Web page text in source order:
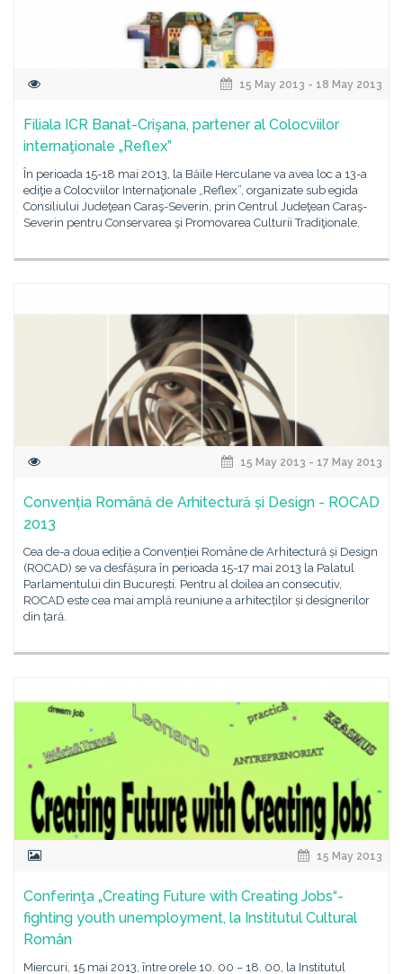
15 May 2013 - 18 May 2013
Filiala ICR Banat-Crişana, partener al Colocviilor
internaţionale „Reflex”
În perioada 15-18 mai 2013, la Băile Herculane va avea loc a 13-a
ediţie a Colocviilor Internaţionale „Reflex”, organizate sub egida
Consiliului Judeţean Caraş-Severin, prin Centrul Judeţean Caraş-
Severin pentru Conservarea şi Promovarea Culturii Tradiţionale,
15 May 2013 - 17 May 2013
Convenția Română de Arhitectură și Design - ROCAD
2013
Cea de-a doua ediție a Convenției Române de Arhitectură și Design
(ROCAD) se va desfășura în perioada 15-17 mai 2013 la Palatul
Parlamentului din București. Pentru al doilea an consecutiv,
ROCAD este cea mai amplă reuniune a arhitecților și designerilor
din țară.
15 May 2013
Conferinţa „Creating Future with Creating Jobs“-
fighting youth unemployment, la Institutul Cultural
Român
Miercuri, 15 mai 2013, între orele 10. 00 – 18. 00, la Institutul